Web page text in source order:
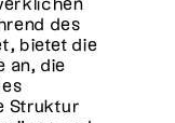
des
bietet die
an, die
Struktur